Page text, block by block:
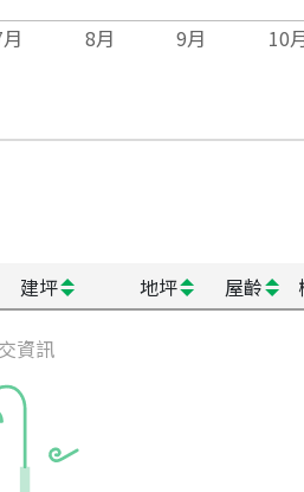
月 8月 9月 10
建坪 地坪 屋齡
資訊